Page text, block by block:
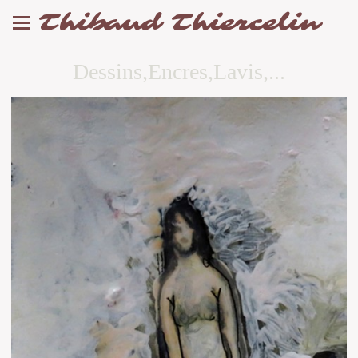
Thibaud Thiercelin
Dessins,Encres,Lavis,...